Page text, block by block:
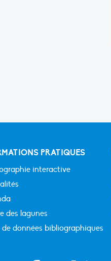
PRATIQUES
interactive
des lagunes
de données bibliographiques